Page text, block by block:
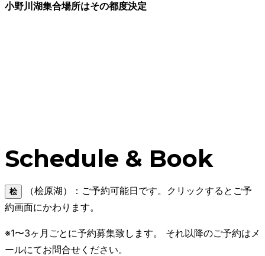
小野川湖集合場所はその都度決定
Schedule & Book
桧
（桧原湖）：ご予約可能日です。クリックするとご予
約画面にかわります。
※1〜3ヶ月ごとに予約募集致します。 それ以降のご予約はメ
ールにてお問合せください。